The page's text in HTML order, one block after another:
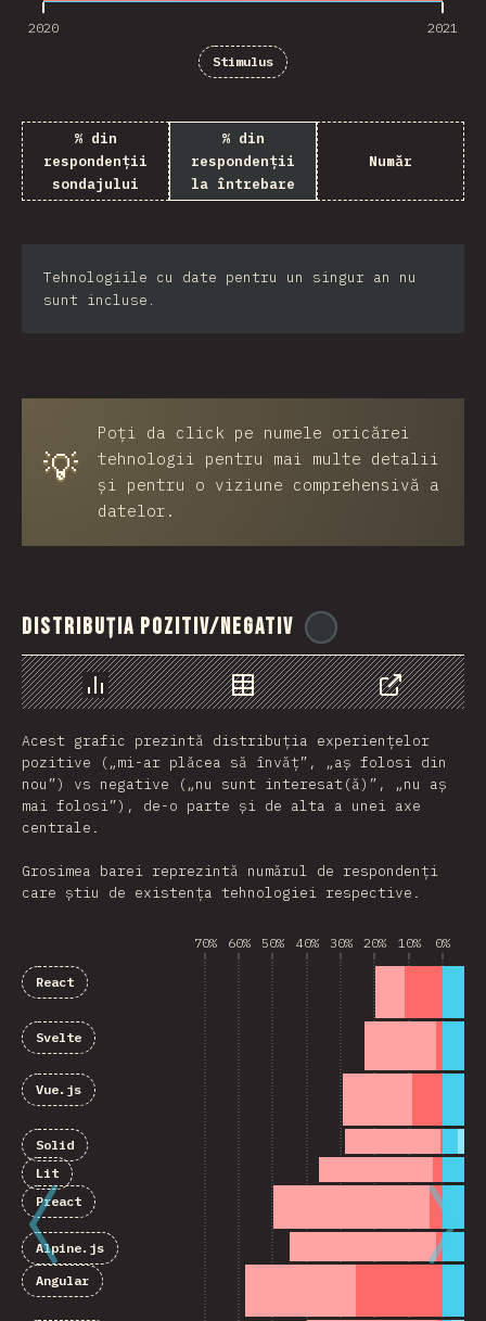
2020 2021
Stimulus
% din
respondenții
sondajului
% din
respondenții
la întrebare
Număr
Tehnologiile cu date pentru un singur an nu
sunt incluse.
💡
Poți da click pe numele oricărei
tehnologii pentru mai multe detalii
și pentru o viziune comprehensivă a
datelor.
Distribuția pozitiv/negativ
Grafic Date
Share
Acest grafic prezintă distribuția experiențelor
pozitive („mi-ar plăcea să învăț”, „aș folosi din
nou”) vs negative („nu sunt interesat(ă)”, „nu aș
mai folosi”), de-o parte și de alta a unei axe
centrale.
Grosimea barei reprezintă numărul de respondenți
care știu de existența tehnologiei respective.
70% 60% 50% 40% 30% 20% 10% 0%
React
Svelte
Vue.js
Solid
Lit
Preact
Alpine.js
Angular